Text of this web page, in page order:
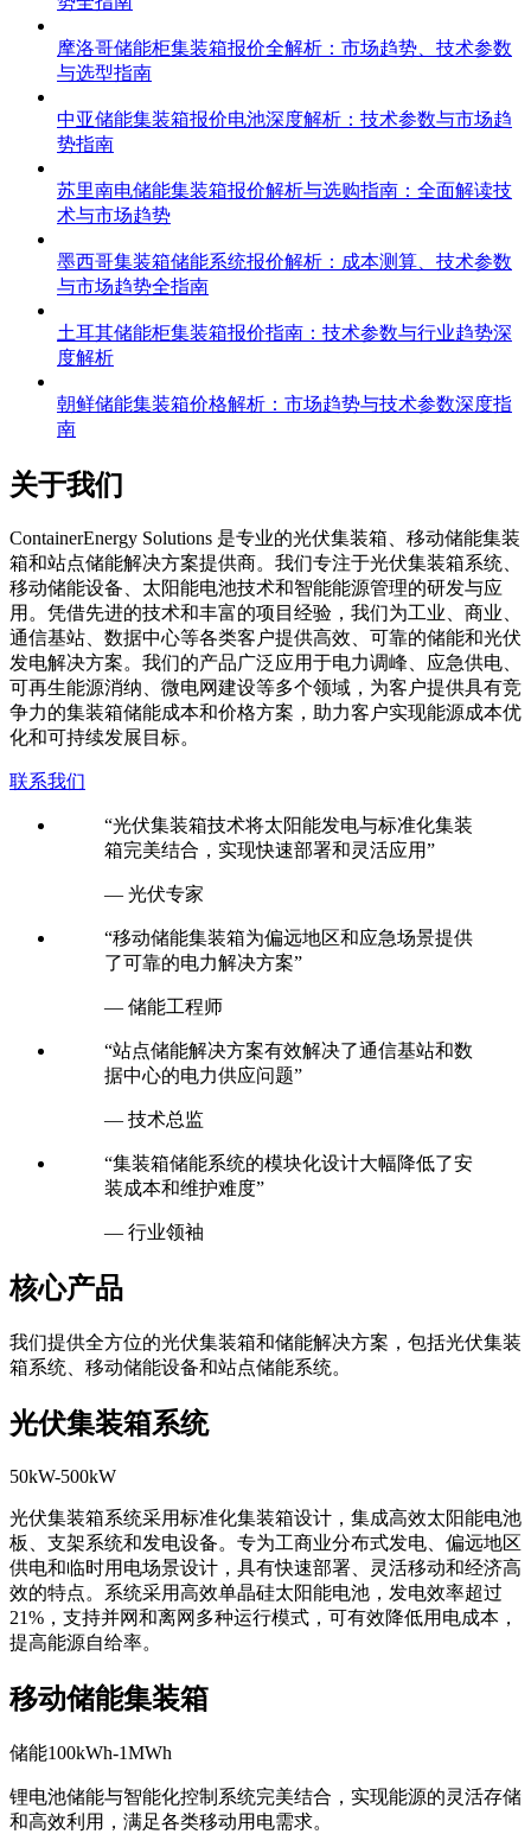
摩洛哥储能柜集装箱报价全解析：市场趋势、技术参数
与选型指南
中亚储能集装箱报价电池深度解析：技术参数与市场趋
势指南
苏里南电储能集装箱报价解析与选购指南：全面解读技
术与市场趋势
墨西哥集装箱储能系统报价解析：成本测算、技术参数
与市场趋势全指南
土耳其储能柜集装箱报价指南：技术参数与行业趋势深
度解析
朝鲜储能集装箱价格解析：市场趋势与技术参数深度指
南
关于我们
ContainerEnergy Solutions 是专业的光伏集装箱、移动储能集装
箱和站点储能解决方案提供商。我们专注于光伏集装箱系统、
移动储能设备、太阳能电池技术和智能能源管理的研发与应
用。凭借先进的技术和丰富的项目经验，我们为工业、商业、
通信基站、数据中心等各类客户提供高效、可靠的储能和光伏
发电解决方案。我们的产品广泛应用于电力调峰、应急供电、
可再生能源消纳、微电网建设等多个领域，为客户提供具有竞
争力的集装箱储能成本和价格方案，助力客户实现能源成本优
化和可持续发展目标。
联系我们
“光伏集装箱技术将太阳能发电与标准化集装
箱完美结合，实现快速部署和灵活应用”
— 光伏专家
“移动储能集装箱为偏远地区和应急场景提供
了可靠的电力解决方案”
— 储能工程师
“站点储能解决方案有效解决了通信基站和数
据中心的电力供应问题”
— 技术总监
“集装箱储能系统的模块化设计大幅降低了安
装成本和维护难度”
— 行业领袖
核心产品
我们提供全方位的光伏集装箱和储能解决方案，包括光伏集装
箱系统、移动储能设备和站点储能系统。
光伏集装箱系统
50kW-500kW
光伏集装箱系统采用标准化集装箱设计，集成高效太阳能电池
板、支架系统和发电设备。专为工商业分布式发电、偏远地区
供电和临时用电场景设计，具有快速部署、灵活移动和经济高
效的特点。系统采用高效单晶硅太阳能电池，发电效率超过
21%，支持并网和离网多种运行模式，可有效降低用电成本，
提高能源自给率。
移动储能集装箱
储能100kWh-1MWh
锂电池储能与智能化控制系统完美结合，实现能源的灵活存储
和高效利用，满足各类移动用电需求。